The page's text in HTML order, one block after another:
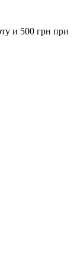
и 500 грн при